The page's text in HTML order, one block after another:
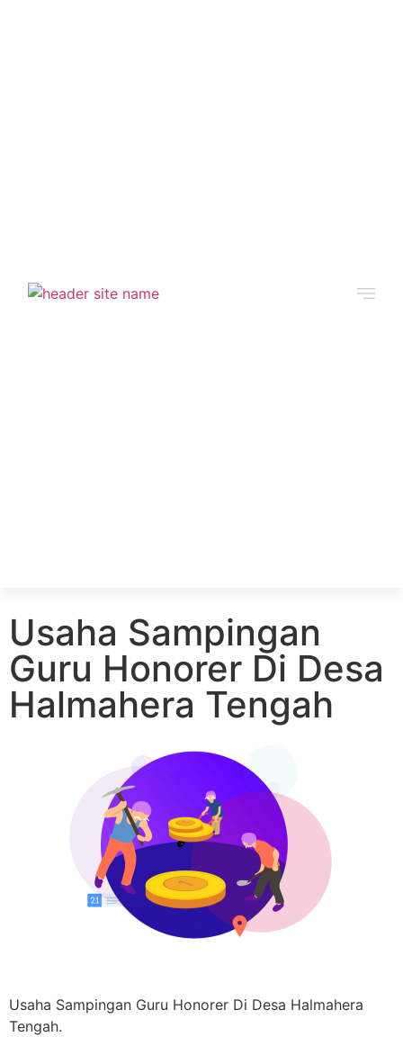
Usaha Sampingan
Guru Honorer Di Desa
Halmahera Tengah
Usaha Sampingan Guru Honorer Di Desa Halmahera
Tengah.